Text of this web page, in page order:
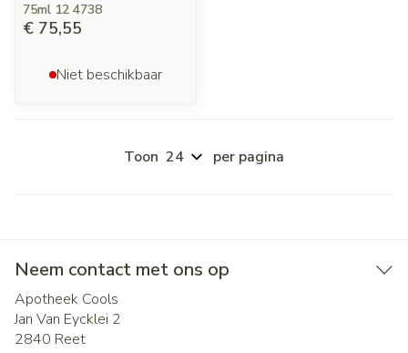
75ml 12 4738
€ 75,55
Niet beschikbaar
Toon per pagina
Neem contact met ons op
Apotheek Cools
Jan Van Eycklei 2
2840 Reet